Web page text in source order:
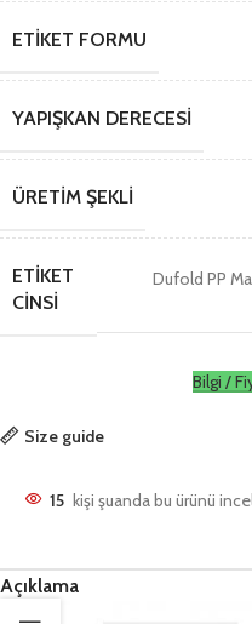
ETIKET FORMU
YAPIŞKAN DERECESI
ÜRETIM ŞEKLI
ETIKET
CINSI
Dufold PP
Bilgi /
Size guide
15 kişi şuanda bu ürünü
Açıklama